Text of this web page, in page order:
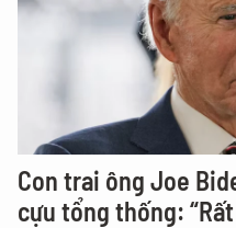
Con trai ông Joe
cựu tổng thống: